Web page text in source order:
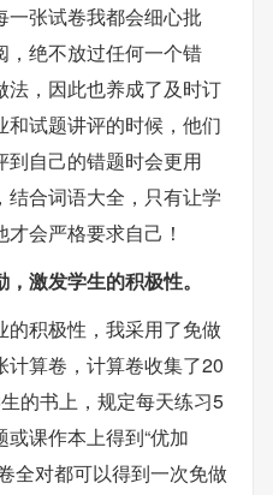
一张试卷我都会细心批
，绝不放过任何一个错
法，因此也养成了及时订
试题讲评的时候，他们
自己的错题时会更用
合词语大全，只有让学
会严格要求自己！
激发学生的积极性。
的积极性，我采用了免做
算卷，计算卷收集了20
的书上，规定每天练习5
课作本上得到“优加
全对都可以得到一次免做